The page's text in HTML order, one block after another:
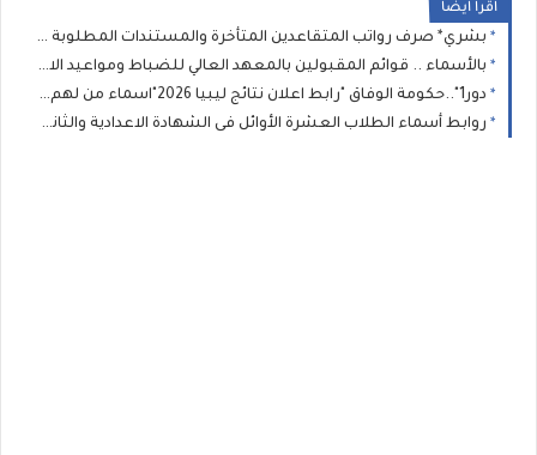
اقرا ايضا
بشري* صرف رواتب المتقاعدين المتأخرة والمستندات المطلوبة لإنجاز معاملات المعاشات والمنافع الخاصة بالعسكريين
بالأسماء .. قوائم المقبولين بالمعهد العالي للضباط ومواعيد الاختبارات تعلنها الداخلية الليبية
دور1"..حكومة الوفاق "رابط اعلان نتائج ليبيا 2026"اسماء من لهم دور ثان" : نتيجة الشهادة الاعدادية الصف الثالث الاعدادى برقم الجلوس
روابط أسماء الطلاب العشرة الأوائل فى الشهادة الاعدادية والثانوية ليبيا 2026 طريقة الاستعلام عن نتيجة الشهاده الاعداديه ليبيا بالاسم